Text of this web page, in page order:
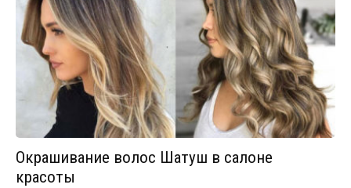
Окрашивание волос Шатуш в салоне
красоты